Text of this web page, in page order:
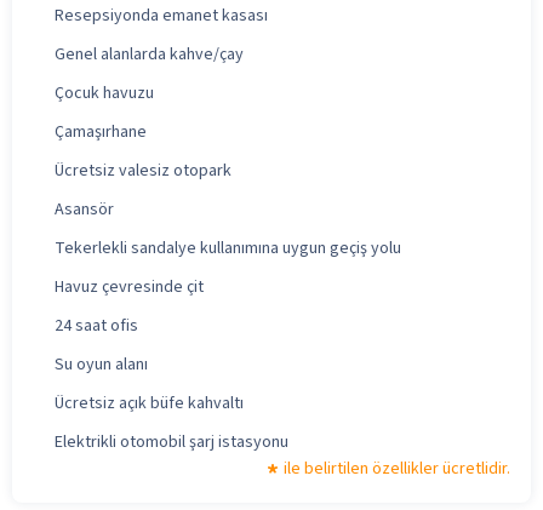
Resepsiyonda emanet kasası
Genel alanlarda kahve/çay
Çocuk havuzu
Çamaşırhane
Ücretsiz valesiz otopark
Asansör
Tekerlekli sandalye kullanımına uygun geçiş yolu
Havuz çevresinde çit
24 saat ofis
Su oyun alanı
Ücretsiz açık büfe kahvaltı
Elektrikli otomobil şarj istasyonu
ile belirtilen özellikler ücretlidir.